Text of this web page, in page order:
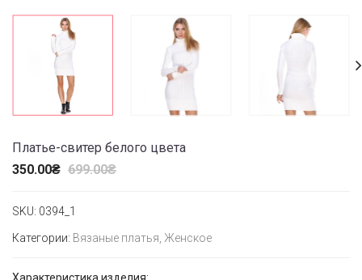
Платье-свитер белого цвета
350.00₴ 699.00₴
SKU: 0394_1
Категории: Вязаные платья, Женское